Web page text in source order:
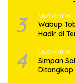
3 06/07/2026
Wabup
Hadir di
4 06/07/2026
Simpan
Ditangkap